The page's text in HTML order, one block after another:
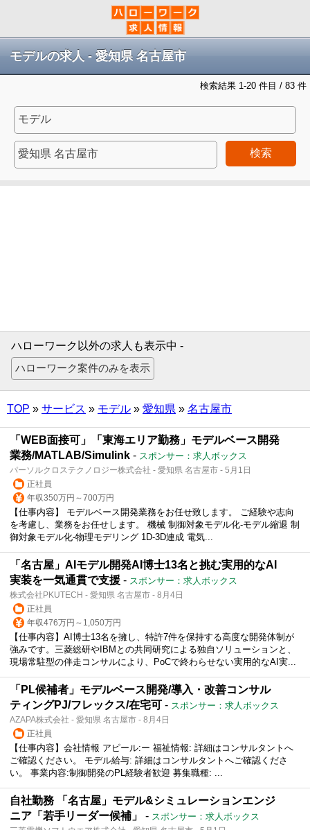
モデルの求人 - 愛知県 名古屋市
検索結果 1-20 件目 / 83 件
検索
ハローワーク以外の求人も表示中 -
TOP » サービス » モデル » 愛知県 » 名古屋市
「WEB面接可」「東海エリア勤務」モデルベース開発
業務/MATLAB/Simulink - スポンサー：求人ボックス
パーソルクロステクノロジー株式会社 - 愛知県 名古屋市 - 5月1日
正社員
年収350万円～700万円
【仕事内容】 モデルベース開発業務をお任せ致します。 ご経験や志向
を考慮し、業務をお任せします。 機械 制御対象モデル化-モデル縮退 制
御対象モデル化-物理モデリング 1D-3D連成 電気...
「名古屋」AIモデル開発AI博士13名と挑む実用的なAI
実装を一気通貫で支援 - スポンサー：求人ボックス
株式会社PKUTECH - 愛知県 名古屋市 - 8月4日
正社員
年収476万円～1,050万円
【仕事内容】AI博士13名を擁し、特許7件を保持する高度な開発体制が
強みです。三菱総研やIBMとの共同研究による独自ソリューションと、
現場常駐型の伴走コンサルにより、PoCで終わらせない実用的なAI実...
「PL候補者」モデルベース開発/導入・改善コンサル
ティングPJ/フレックス/在宅可 - スポンサー：求人ボックス
AZAPA株式会社 - 愛知県 名古屋市 - 8月4日
正社員
【仕事内容】会社情報 アピール:ー 福祉情報: 詳細はコンサルタントへ
ご確認ください。 モデル給与: 詳細はコンサルタントへご確認くださ
い。 事業内容:制御開発のPL経験者歓迎 募集職種: ...
自社勤務 「名古屋」モデル&シミュレーションエンジ
ニア「若手リーダー候補」
- スポンサー：求人ボックス